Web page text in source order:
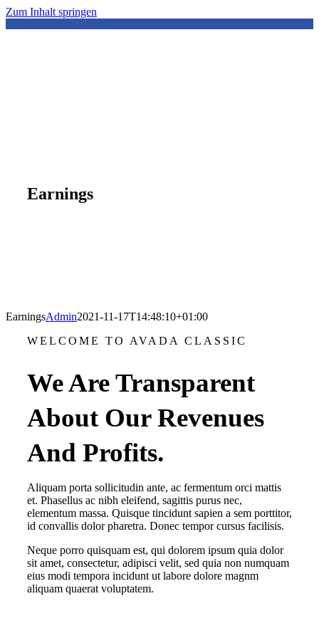
Zum Inhalt springen
Earnings
EarningsAdmin2021-11-17T14:48:10+01:00
WELCOME TO AVADA CLASSIC
We Are Transparent
About Our Revenues
And Profits.
Aliquam porta sollicitudin ante, ac fermentum orci mattis
et. Phasellus ac nibh eleifend, sagittis purus nec,
elementum massa. Quisque tincidunt sapien a sem porttitor,
id convallis dolor pharetra. Donec tempor cursus facilisis.
Neque porro quisquam est, qui dolorem ipsum quia dolor
sit amet, consectetur, adipisci velit, sed quia non numquam
eius modi tempora incidunt ut labore dolore magnm
aliquam quaerat voluptatem.